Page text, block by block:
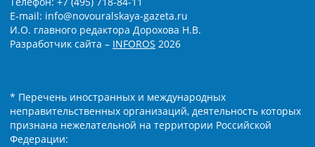
E-mail: info@novouralskaya-gazeta.ru
И.О. главного редактора Дорохова Н.В.
Разработчик сайта – INFOROS 2026
* Перечень иностранных и международных
неправительственных организаций, деятельность которых
признана нежелательной на территории Российской
Федерации: